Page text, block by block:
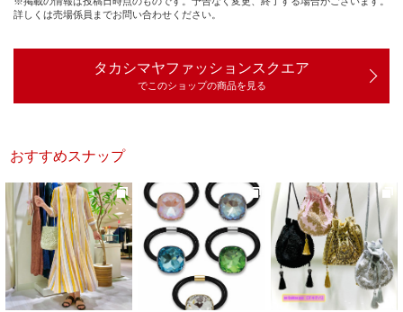
詳しくは売場係員までお問い合わせください。
タカシマヤファッションスクエア
でこのショップの商品を見る
おすすめスナップ